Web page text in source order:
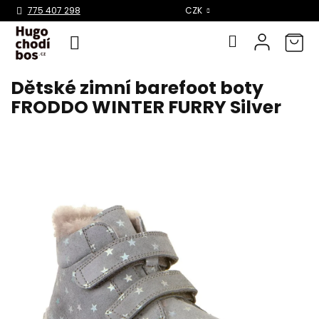
Přejít
obsah
775 407 298 CZK
Dětské zimní barefoot boty
FRODDO WINTER FURRY Silver